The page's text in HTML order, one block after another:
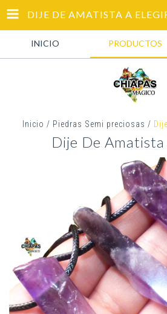
DIJE DE AMATISTA A
INICIO PRODUCTOS
Inicio / Piedras Semi preciosas /
Dije De